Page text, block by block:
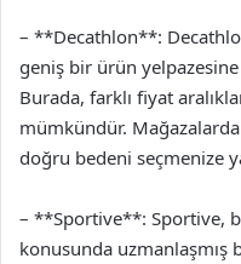
– **Decathlon**:
geniş bir ürün
Burada, farklı fiyat
mümkündür.
doğru bedeni seçmenize
– **Sportive**: Sportive,
konusunda uzmanlaşmış